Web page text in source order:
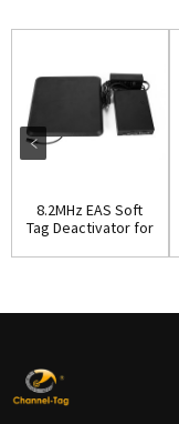
8.2MHz EAS Soft
Tag Deactivator for